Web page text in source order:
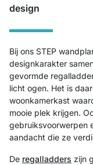
design
Bij ons STEP
designkarakter
gevormde
licht ogen. Het is
woonkamerkast
mooie plek krijgen.
gebruiksvoorwerpen
aandacht die ze
De regalladders zijn